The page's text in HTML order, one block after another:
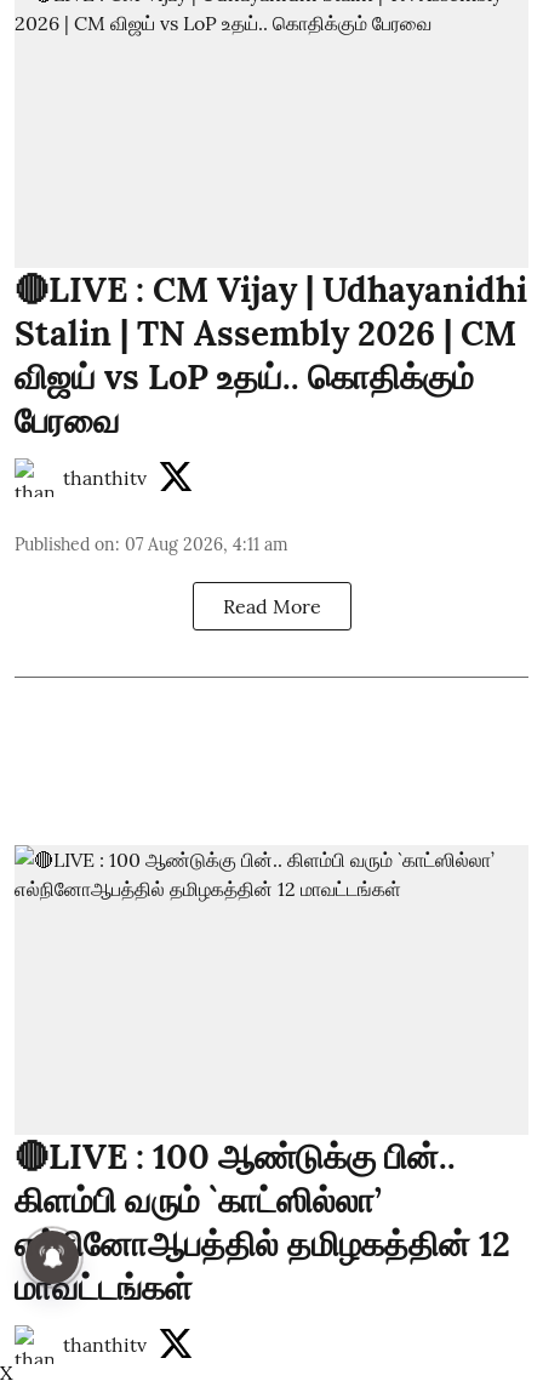
🔴LIVE : CM Vijay | Udhayanidhi
Stalin | TN Assembly 2026 | CM
விஜய் vs LoP உதய்.. கொதிக்கும்
பேரவை
thanthitv
Published on: 07 Aug 2026, 4:11 am
Read More
🔴LIVE : 100 ஆண்டுக்கு பின்..
கிளம்பி வரும் `காட்ஸில்லா’
எல்நினோஆபத்தில் தமிழகத்தின் 12
மாவட்டங்கள்
thanthitv
X